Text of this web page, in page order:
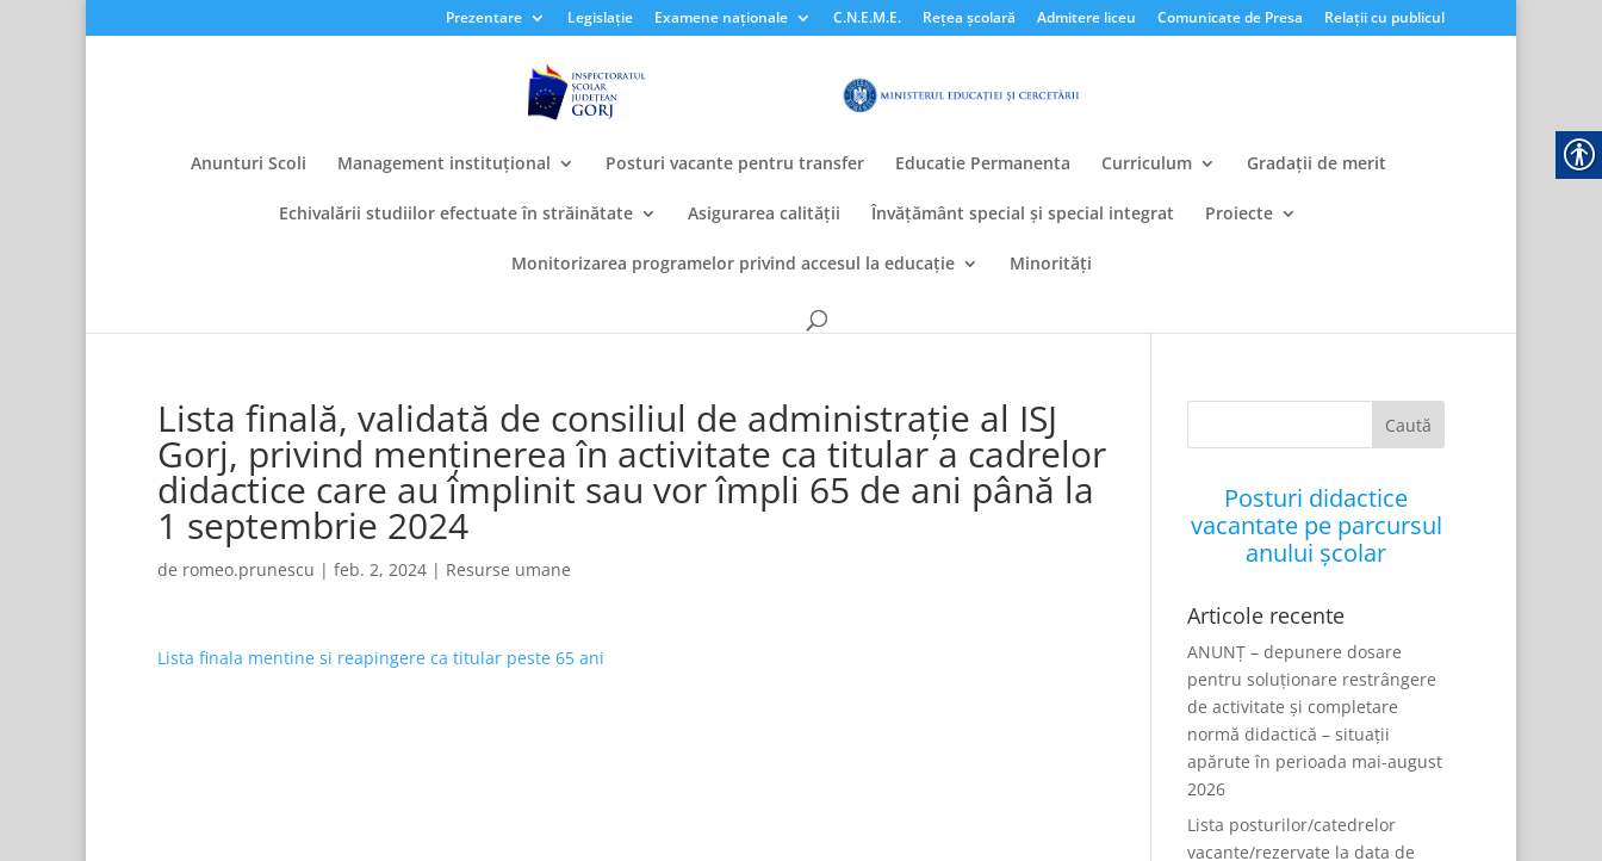
Prezentare Legislație Examene naționale C.N.E.M.E. Rețea școlară Admitere liceu Comunicate de Presa Relații cu publicul
Anunturi Scoli Management instituțional Posturi vacante pentru transfer Educatie Permanenta Curriculum Gradații de merit
Echivalării studiilor efectuate în străinătate Asigurarea calității Învățământ special și special integrat Proiecte
Monitorizarea programelor privind accesul la educație Minorități
Lista finală, validată de consiliul de administrație al ISJ
Gorj, privind menținerea în activitate ca titular a cadrelor
didactice care au împlinit sau vor împli 65 de ani până la
1 septembrie 2024
de romeo.prunescu | feb. 2, 2024 | Resurse umane
Lista finala mentine si reapingere ca titular peste 65 ani
Posturi didactice
vacantate pe parcursul
anului școlar
Articole recente
ANUNȚ – depunere dosare
pentru soluționare restrângere
de activitate și completare
normă didactică – situații
apărute în perioada mai-august
2026
Lista posturilor/catedrelor
vacante/rezervate la data de